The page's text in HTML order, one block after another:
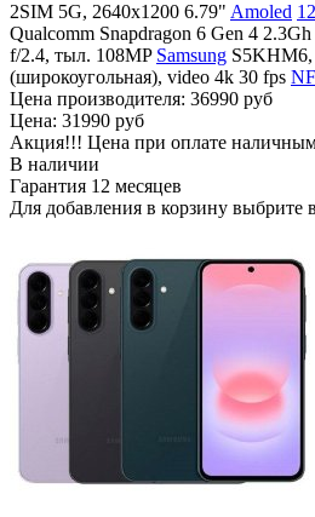
2SIM 5G, 2640x1200 6.79" Amoled
Qualcomm Snapdragon 6 Gen 4
f/2.4, тыл. 108MP Samsung
(широкоугольная), video 4k 30 fps
Цена производителя: 36990 руб
Цена: 31990 руб
Акция!!! Цена при оплате
В наличии
Гарантия 12 месяцев
Для добавления в корзину выбрите